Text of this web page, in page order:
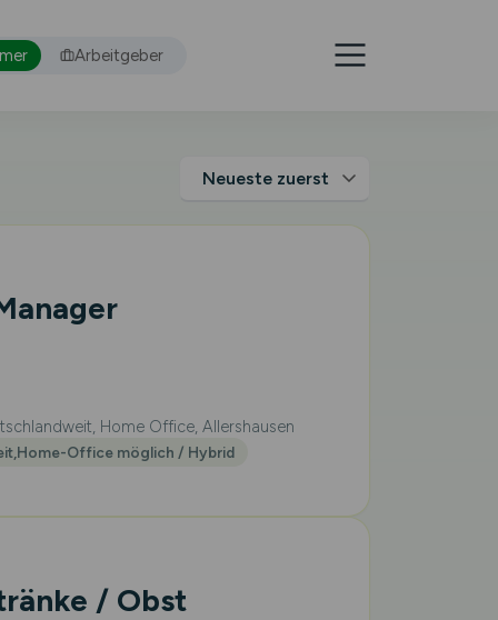
Arbeitgeber
Home Office, Allershausen
Office möglich / Hybrid
/ Obst